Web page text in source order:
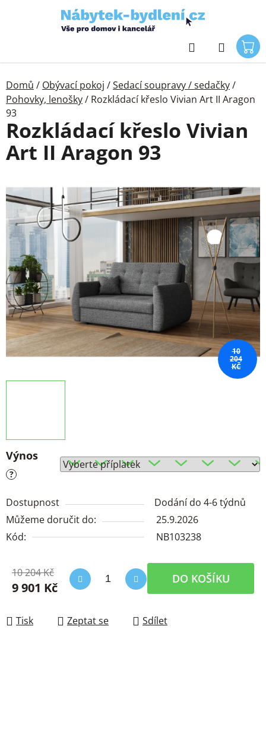
Hledat
Domů / Obývací pokoj /Sedací soupravy / sedačky/
Pohovky, lenošky/ Rozkládací křeslo Vivian Art II Aragon
93
Výnos
?
Dostupnost
Dodání do 4-6 týdnů
Můžeme doručit do:
25.9.2026
Kód:
NB103238
10 204 Kč
9 901 Kč
DO KOŠÍKU
Tisk Zeptat se Sdílet
Rozkládací křeslo Vivian
Art II Aragon 93
10
204
KČ